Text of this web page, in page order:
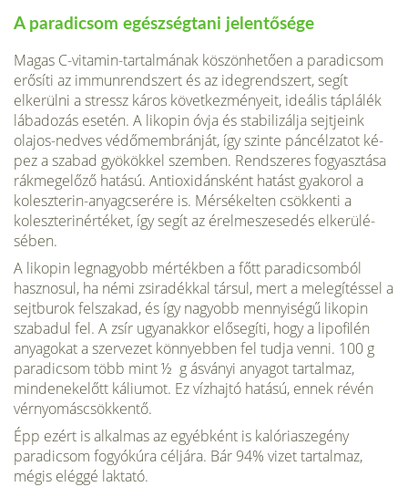
A paradicsom egészségtani jelentősége
Magas C-vitamin-tartalmának köszönhetően a paradi­csom
erősíti az immunrendszert és az idegrendszert, segít
elkerülni a stressz káros következményeit, ideális táplálék
lábadozás esetén. A likopin óvja és stabilizálja sejtjeink
olajos-nedves védőmembránját, így szinte páncélzatot ké­
pez a szabad gyökökkel szemben. Rendszeres fogyasztá­sa
rákmegelőző hatású. Antioxidánsként hatást gyakorol a
koleszterin-anyagcserére is. Mérsékelten csökkenti a
koleszterinértéket, így segít az érelmeszesedés elkerülé­
sében.
A likopin legnagyobb mértékben a főtt paradi­csomból
hasznosul, ha némi zsiradékkal társul, mert a melegítéssel a
sejtburok felszakad, és így nagyobb mennyiségű likopin
szabadul fel. A zsír ugyanakkor elősegíti, hogy a lipofilén
anyagokat a szervezet könnyebben fel tudja venni. 100 g
paradicsom több mint ½ g ásványi anyagot tartalmaz,
mindenekelőtt káliumot. Ez vízhajtó hatású, ennek révén
vérnyomáscsökkentő.
Épp ezért is al­kalmas az egyébként is kalóriaszegény
paradicsom fogyó­kúra céljára. Bár 94% vizet tartalmaz,
mégis eléggé lak­tató.